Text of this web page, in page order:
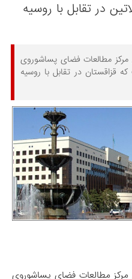
در تقابل با روسیه
مرکز مطالعات فضای پساشوروی
قزاقستان در تقابل با روسیه
مرکز مطالعات فضای پساشوروی